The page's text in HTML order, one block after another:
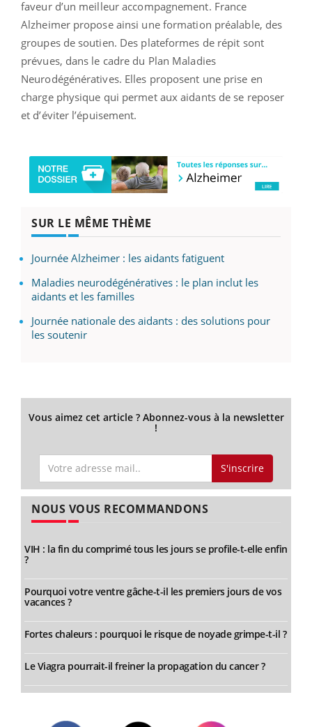
faveur d’un meilleur accompagnement. France
Alzheimer propose ainsi une formation préalable, des
groupes de soutien. Des plateformes de répit sont
prévues, dans le cadre du Plan Maladies
Neurodégénératives. Elles proposent une prise en
charge physique qui permet aux aidants de se reposer
et d’éviter l’épuisement.
SUR LE MÊME THÈME
Journée Alzheimer : les aidants fatiguent
Maladies neurodégénératives : le plan inclut les
aidants et les familles
Journée nationale des aidants : des solutions pour
les soutenir
Vous aimez cet article ? Abonnez-vous à la newsletter
!
S'inscrire
NOUS VOUS RECOMMANDONS
VIH : la fin du comprimé tous les jours se profile-t-elle enfin
?
Pourquoi votre ventre gâche-t-il les premiers jours de vos
vacances ?
Fortes chaleurs : pourquoi le risque de noyade grimpe-t-il ?
Le Viagra pourrait-il freiner la propagation du cancer ?